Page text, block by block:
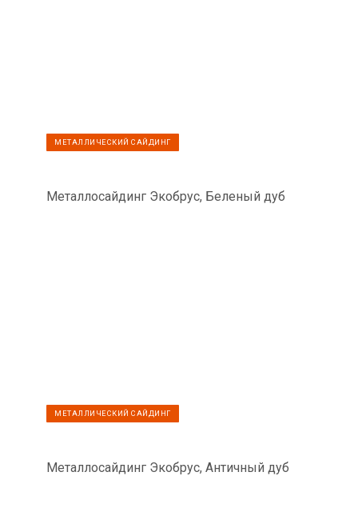
МЕТАЛЛИЧЕСКИЙ САЙДИНГ
Металлосайдинг Экобрус, Беленый дуб
МЕТАЛЛИЧЕСКИЙ САЙДИНГ
Металлосайдинг Экобрус, Античный дуб